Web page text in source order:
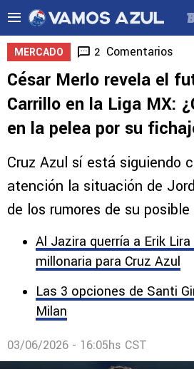
MERCADO 2 Comentarios
César Merlo revela el
Carrillo en la Liga MX:
en la pelea por su
Cruz Azul sí está siguiendo
atención la situación de
de los rumores de su
Al Jazira querría a Erik
millonaria para Cruz Azul
Las 3 opciones de Santi
Milan
03/06/2026 - 16:05hs CST